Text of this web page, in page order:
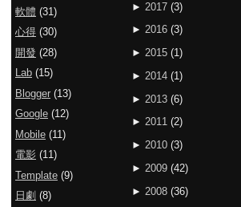
► 2017 (3)
► 2016 (3)
► 2015 (1)
► 2014 (1 )
► 2013 (6)
► 2011 (2)
► 2010 (3)
► 2009 (42)
► 2008 (36)
軟體 (31)
心得 (30)
開發 (28)
Lab (15)
Blogger (13)
Google (12)
Mobile (11)
電影 (11)
Template (9)
日劇 (8)